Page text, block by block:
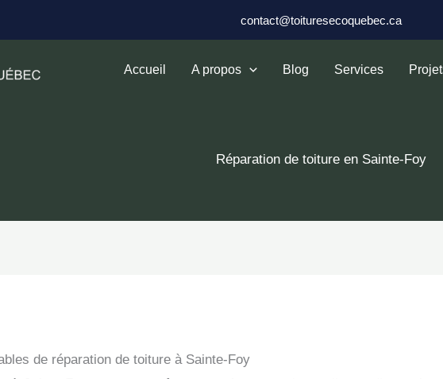
contact@toituresecoquebec.ca
Accueil A propos Blog Services
Réparation de toiture en Sainte-Foy
de réparation de toiture à Sainte-Foy